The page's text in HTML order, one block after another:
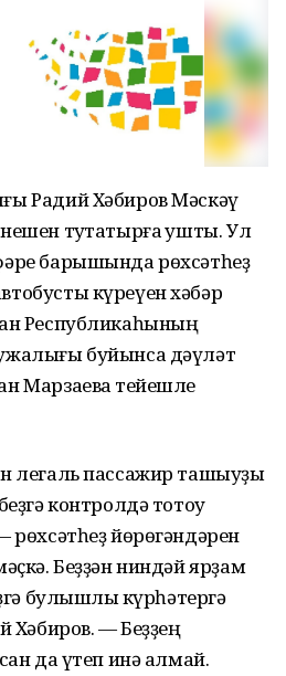
Радий Хәбиров Мәскәү
туҡтатырға ҡушты. Ул
барышында рөхсәтһеҙ
күреүен хәбәр
Республикаһының
буйынса дәүләт
Марзаевҡа тейешле
легаль пассажир ташыуҙы
контролдә тотоу
рөхсәтһеҙ йөрөгәндәрен
Беҙҙән ниндәй ярҙам
булышлыҡ күрһәтергә
Хәбиров. — Беҙҙең
да үтеп инә алмай.